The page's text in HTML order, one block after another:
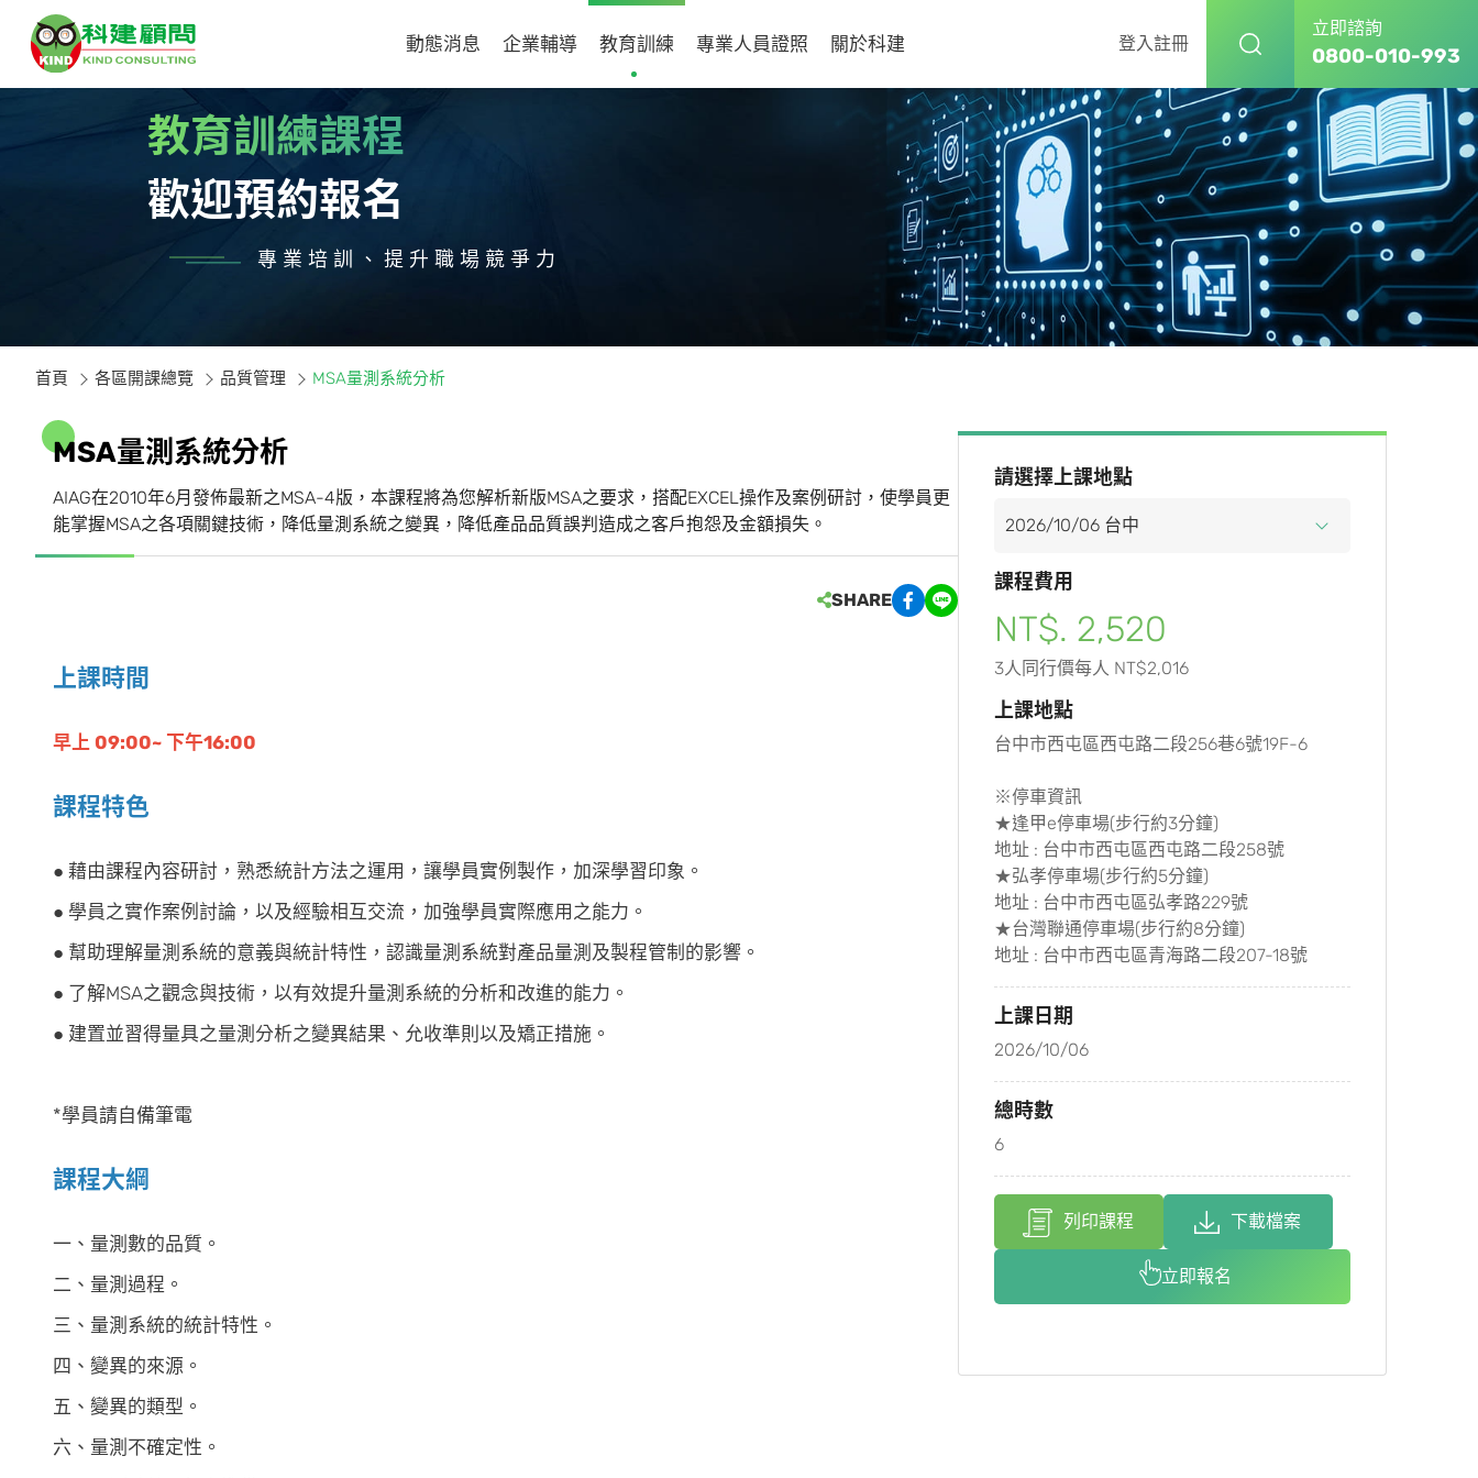
動態消息 企業輔導 教育訓練 專業人員證照 關於科建 登入註冊
立即諮詢
0800-010-993
教育訓練課程
歡迎預約報名
專業培訓、提升職場競爭力
首頁 各區開課總覽 品質管理 MSA量測系統分析
MSA量測 系統分析
AIAG在2010年6月發佈最新之MSA-4版，本課程將為您解析新版MSA之要求，搭配EXCEL操作及案例研討，使學員更
能掌握MSA之各項關鍵技術，降低量測系統之變異，降低產品品質誤判造成之客戶抱怨及金額損失。
SHARE
上課時間
早上 09:00~ 下午16:00
課程特色
● 藉由課程內容研討，熟悉統計方法之運用，讓學員實例製作，加深學習印象。
● 學員之實作案例討論，以及經驗相互交流，加強學員實際應用之能力。
● 幫助理解量測系統的意義與統計特性，認識量測系統對產品量測及製程管制的影響。
● 了解MSA之觀念與技術，以有效提升量測系統的分析和改進的能力。
● 建置並習得量具之量測分析之變異結果、允收準則以及矯正措施。
*學員請自備筆電
課程大綱
一、量測數的品質。
二、量測過程。
三、量測系統的統計特性。
四、變異的來源。
五、變異的類型。
六、量測不確定性。
請選擇上課地點
課程費用
NT$. 2,520
3人同行價每人 NT$2,016
上課地點
台中市西屯區西屯路二段256巷6號19F-6
※停車資訊
★逢甲e停車場(步行約3分鐘)
地址 : 台中市西屯區西屯路二段258號
★弘孝停車場(步行約5分鐘)
地址 : 台中市西屯區弘孝路229號
★台灣聯通停車場(步行約8分鐘)
地址 : 台中市西屯區青海路二段207-18號
上課日期
2026/10/06
總時數
6
列印課程 下載檔案
立即報名